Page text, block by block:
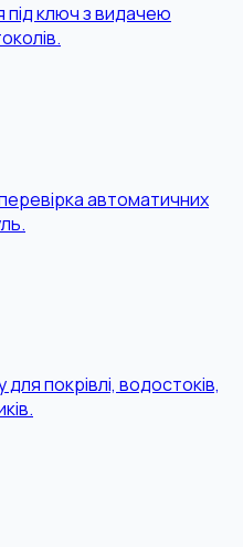
ключ з видачею
автоматичних
покрівлі, водостоків,